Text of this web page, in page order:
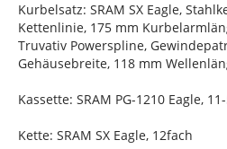
Kurbelsatz: SRAM SX Eagle,
Kettenlinie, 175 mm
Truvativ Powerspline,
Gehäusebreite, 118 mm
Kassette: SRAM PG-1210 Eagle,
Kette: SRAM SX Eagle, 12fach